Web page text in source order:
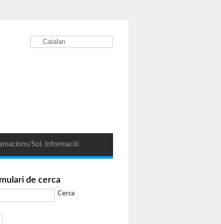
Catalan
Sol. Informació
de cerca
Cerca